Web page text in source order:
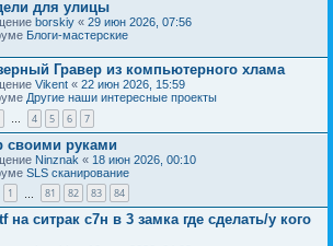
для улицы
borskiy « 29 июн 2026, 07:56
Блоги-мастерские
Гравер из компьютерного хлама
Vikent « 22 июн 2026, 15:59
Другие наши интересные проекты
… 4 5 6 7
своими руками
Ninznak « 18 июн 2026, 00:10
SLS сканирование
1 81 82 83 84
на ситрак с7н в 3 замка где сделать/у кого